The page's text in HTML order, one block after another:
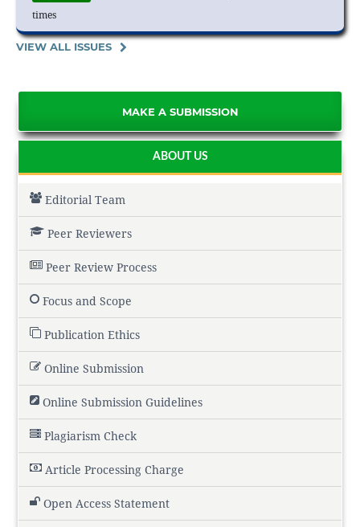
times
VIEW ALL ISSUES
MAKE A SUBMISSION
ABOUT US
Editorial Team
Peer Reviewers
Peer Review Process
Focus and Scope
Publication Ethics
Online Submission
Online Submission Guidelines
Plagiarism Check
Article Processing Charge
Open Access Statement